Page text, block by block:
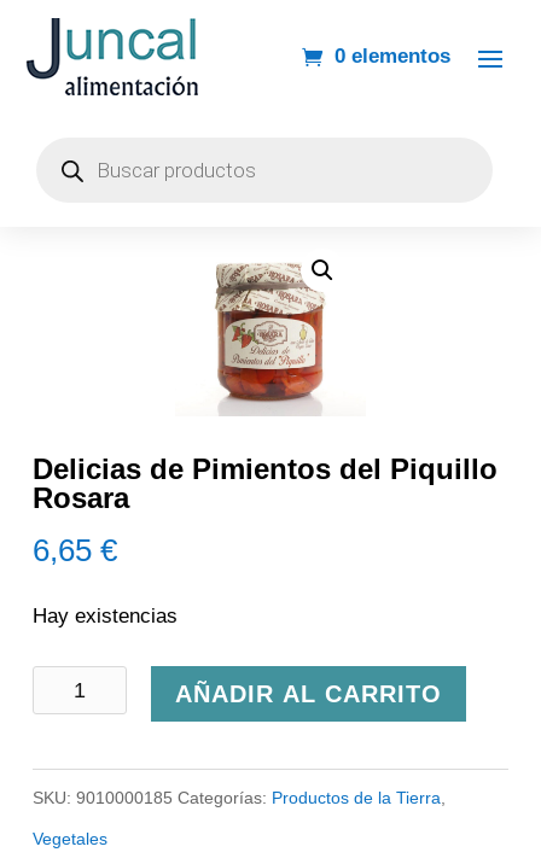
0 elementos
Delicias de Pimientos del Piquillo
Rosara
6,65€
Hay existencias
Delicias
Pimientos
del
Piquillo
AÑADIR AL CARRITO
SKU:9010000185 Categorías: Productos de la Tierra,
Vegetales